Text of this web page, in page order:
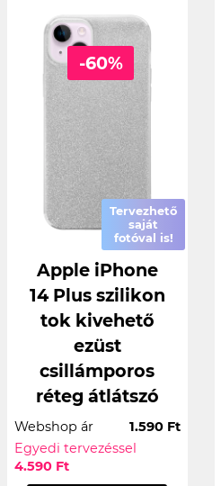
-60%
Tervezhető
saját
fotóval is!
Apple iPhone
14 Plus szilikon
tok kivehető
ezüst
csillámporos
réteg átlátszó
Webshop ár
1.590 Ft
Egyedi tervezéssel
4.590 Ft